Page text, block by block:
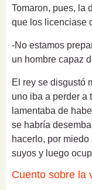
Tomaron, pues, la
que los licenciase
-No estamos
un hombre capaz
El rey se disgustó
uno iba a perder a
lamentaba de
se habría
hacerlo, por
suyos y luego
Cuento sobre la